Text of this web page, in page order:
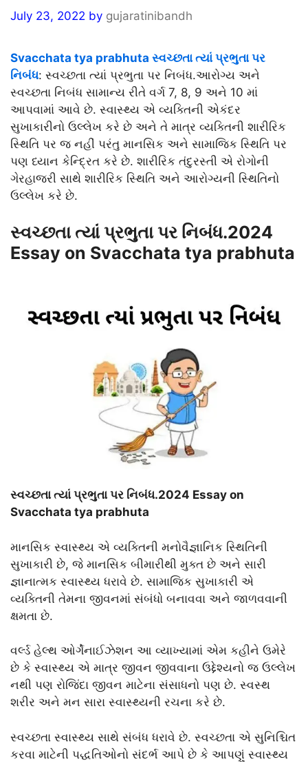
July 23, 2022 by gujaratinibandh
Svacchata tya prabhuta સ્વચ્છતા ત્યાં પ્રભુતા પર
નિબંધ: સ્વચ્છતા ત્યાં પ્રભુતા પર નિબંધ.આરોગ્ય અને
સ્વચ્છતા નિબંધ સામાન્ય રીતે વર્ગ 7, 8, 9 અને 10 માં
આપવામાં આવે છે. સ્વાસ્થ્ય એ વ્યક્તિની એકંદર
સુખાકારીનો ઉલ્લેખ કરે છે અને તે માત્ર વ્યક્તિની શારીરિક
સ્થિતિ પર જ નહીં પરંતુ માનસિક અને સામાજિક સ્થિતિ પર
પણ ધ્યાન કેન્દ્રિત કરે છે. શારીરિક તંદુરસ્તી એ રોગોની
ગેરહાજરી સાથે શારીરિક સ્થિતિ અને આરોગ્યની સ્થિતિનો
ઉલ્લેખ કરે છે.
સ્વચ્છતા ત્યાં પ્રભુતા પર નિબંધ.2024
Essay on Svacchata tya prabhuta
સ્વચ્છતા ત્યાં પ્રભુતા પર નિબંધ.2024 Essay on
Svacchata tya prabhuta
માનસિક સ્વાસ્થ્ય એ વ્યક્તિની મનોવૈજ્ઞાનિક સ્થિતિની
સુખાકારી છે, જે માનસિક બીમારીથી મુક્ત છે અને સારી
જ્ઞાનાત્મક સ્વાસ્થ્ય ધરાવે છે. સામાજિક સુખાકારી એ
વ્યક્તિની તેમના જીવનમાં સંબંધો બનાવવા અને જાળવવાની
ક્ષમતા છે.
વર્લ્ડ હેલ્થ ઓર્ગેનાઈઝેશન આ વ્યાખ્યામાં એમ કહીને ઉમેરે
છે કે સ્વાસ્થ્ય એ માત્ર જીવન જીવવાના ઉદ્દેશ્યનો જ ઉલ્લેખ
નથી પણ રોજિંદા જીવન માટેના સંસાધનો પણ છે. સ્વસ્થ
શરીર અને મન સારા સ્વાસ્થ્યની રચના કરે છે.
સ્વચ્છતા સ્વાસ્થ્ય સાથે સંબંધ ધરાવે છે. સ્વચ્છતા એ સુનિશ્ચિત
કરવા માટેની પદ્ધતિઓનો સંદર્ભ આપે છે કે આપણું સ્વાસ્થ્ય